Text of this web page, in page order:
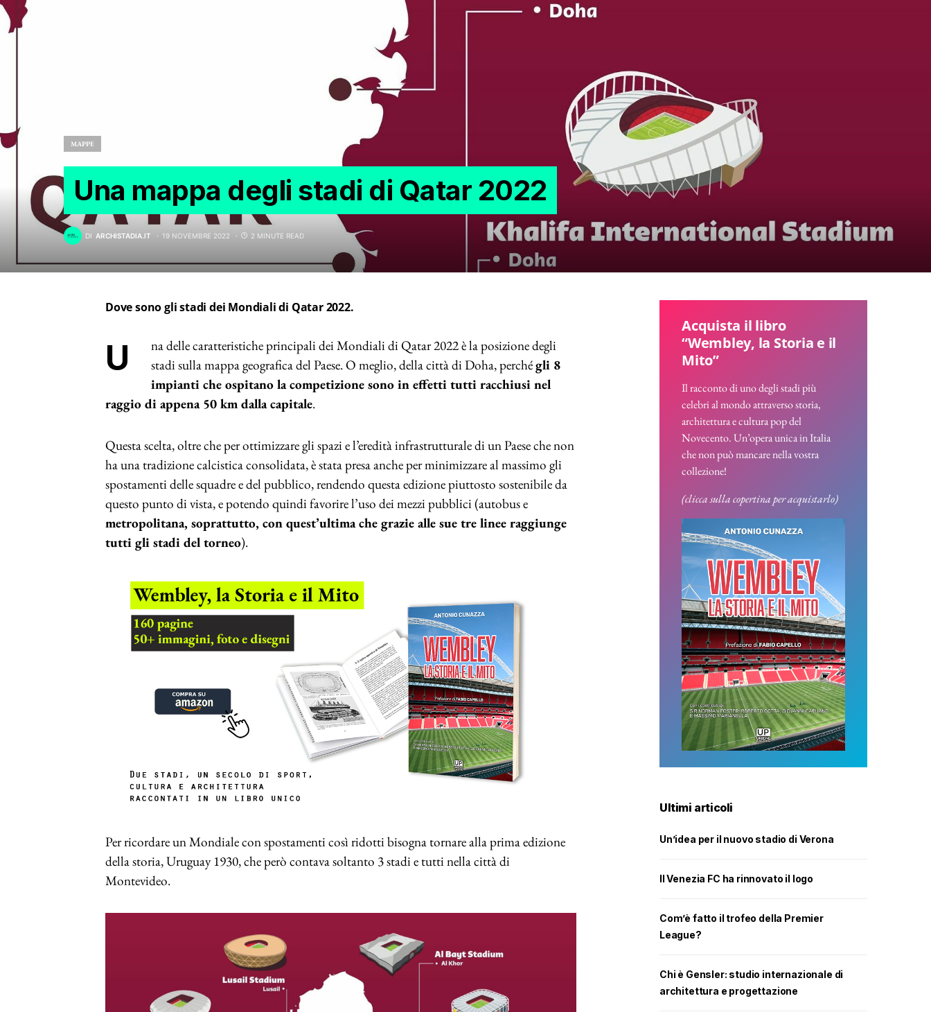
MAPPE
Una mappa degli stadi di Qatar 2022
DI ARCHISTADIA.IT 19 NOVEMBRE 2022 2 MINUTE READ
Dove sono gli stadi dei Mondiali di Qatar 2022.
Una delle caratteristiche principali dei Mondiali di Qatar 2022 è la posizione degli stadi sulla mappa geografica del Paese. O meglio, della città di Doha, perchégli 8
impianti che ospitano la competizione sono in effetti tutti racchiusi nel
raggio di appena 50 km dalla capitale.
Questa scelta, oltre che per ottimizzare gli spazi e l’eredità infrastrutturale di un Paese che non
ha una tradizione calcistica consolidata, è stata presa anche per minimizzare al massimo gli
spostamenti delle squadre e del pubblico, rendendo questa edizione piuttosto sostenibile da
questo punto di vista, e potendo quindi favorire l’uso dei mezzi pubblici (autobus e
metropolitana, soprattutto, con quest’ultima che grazie alle sue tre linee raggiunge
tutti gli stadi del torneo).
Per ricordare un Mondiale con spostamenti così ridotti bisogna tornare alla prima edizione
della storia, Uruguay 1930, che però contava soltanto 3 stadi e tutti nella città di
Montevideo.
Acquista il libro
“Wembley, la Storia e il
Mito”
Il racconto di uno degli stadi più
celebri al mondo attraverso storia,
architettura e cultura pop del
Novecento. Un’opera unica in Italia
che non può mancare nella vostra
collezione!
(clicca sulla copertina per acquistarlo)
Ultimi articoli
Un’idea per il nuovo stadio di Verona
Il Venezia FC ha rinnovato il logo
Com’è fatto il trofeo della Premier
League?
Chi è Gensler: studio internazionale di
architettura e progettazione